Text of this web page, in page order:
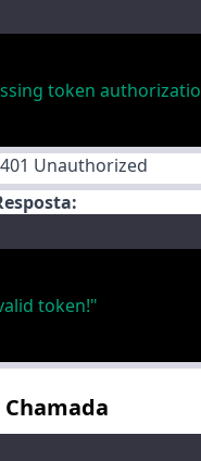
token
401 Unauthorized
token!"